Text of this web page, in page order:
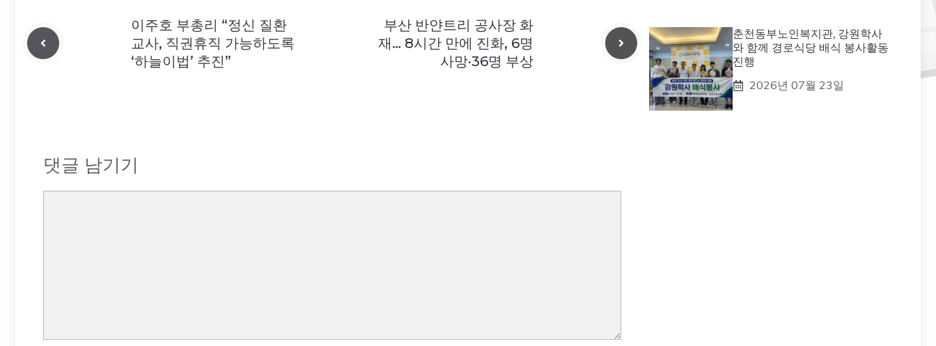
이주호 부총리 “정신 질환
교사, 직권휴직 가능하도록
‘하늘이법’ 추진”
부산 반얀트리 공사장 화
재… 8시간 만에 진화, 6명
사망·36명 부상
댓글 남기기
춘천동부노인복지관, 강원학사
와 함께 경로식당 배식 봉사활동
진행
2026년 07월 23일